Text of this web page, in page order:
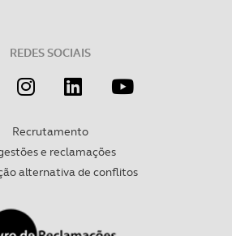
REDES SOCIAIS
Recrutamento
e reclamações
alternativa de conflitos